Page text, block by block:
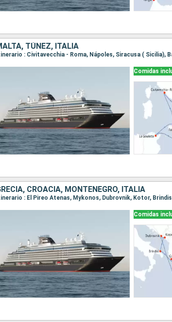
TÚNEZ, ITALIA
Comidas
CROACIA, MONTENEGRO, ITALIA
: El Pireo Atenas, Mykonos, Dubrovnik, Kotor,
Comidas